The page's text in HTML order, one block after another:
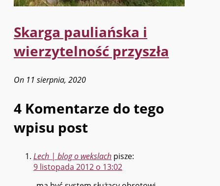
Skarga pauliańska i
wierzytelność przyszła
On 11 sierpnia, 2020
4 Komentarze do tego
wpisu post
Lech | blog o wekslach pisze:
9 listopada 2012 o 13:02